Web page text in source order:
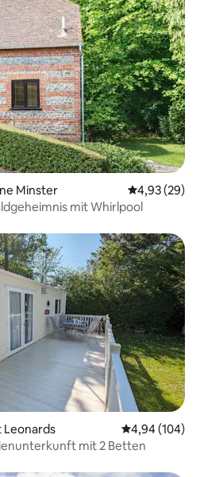
Minster
4,93 (29)
mit Whirlpool
Leonards
4,94 (104)
mit 2 Betten